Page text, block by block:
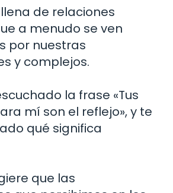
de relaciones
a menudo se ven
por nuestras
y complejos.
la frase «Tus
mí son el reflejo», y te
qué significa
que las